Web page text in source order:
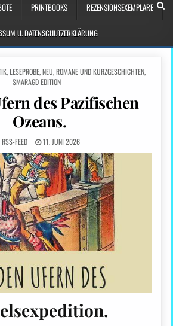
PRINTBOOKS REZENSIONSEXEMPLARE
U. DATENSCHUTZERKLÄRUNG
,LESEPROBE,NEU,ROMANE UND KURZGESCHICHTEN,
SMARAGD EDITION
des Pazifischen
Ozeans.
RSS-FEED 11. JUNI 2026